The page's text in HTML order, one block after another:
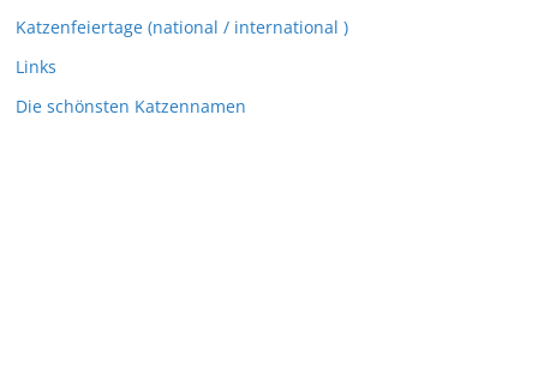
Katzenfeiertage (national / international )
Links
Die schönsten Katzennamen